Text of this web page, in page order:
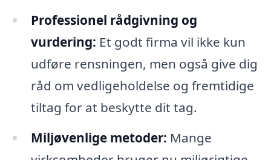
Professionel rådgivning og
vurdering: Et godt firma vil ikke kun
udføre rensningen, men også give dig
råd om vedligeholdelse og fremtidige
tiltag for at beskytte dit tag.
Miljøvenlige metoder: Mange